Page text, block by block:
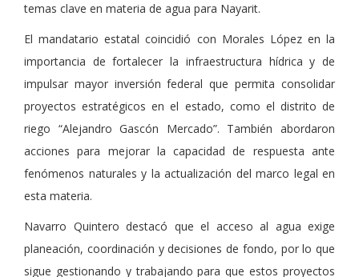
temas clave en materia de agua para Nayarit.
El mandatario estatal coincidió con Morales López en la
importancia de fortalecer la infraestructura hídrica y de
impulsar mayor inversión federal que permita consolidar
proyectos estratégicos en el estado, como el distrito de
riego “Alejandro Gascón Mercado”. También abordaron
acciones para mejorar la capacidad de respuesta ante
fenómenos naturales y la actualización del marco legal en
esta materia.
Navarro Quintero destacó que el acceso al agua exige
planeación, coordinación y decisiones de fondo, por lo que
sigue gestionando y trabajando para que estos proyectos